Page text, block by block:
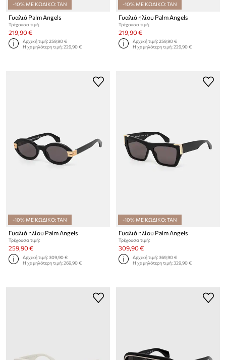
-10% ΜΕ ΚΩΔΙΚΟ: TAN
Γυαλιά Palm Angels
Τρέχουσα τιμή:
219,90 €
Αρχική τιμή:259,90 €
Η χαμηλότερη τιμή:229,90 €
-10% ΜΕ ΚΩΔΙΚΟ: TAN
Γυαλιά ηλίου Palm Angels
Τρέχουσα τιμή:
219,90 €
Αρχική τιμή:259,90 €
Η χαμηλότερη τιμή:229,90 €
-10% ΜΕ ΚΩΔΙΚΟ: TAN
Γυαλιά ηλίου Palm Angels
Τρέχουσα τιμή:
259,90 €
Αρχική τιμή:309,90 €
Η χαμηλότερη τιμή:269,90 €
-10% ΜΕ ΚΩΔΙΚΟ: TAN
Γυαλιά ηλίου Palm Angels
Τρέχουσα τιμή:
309,90 €
Αρχική τιμή:369,90 €
Η χαμηλότερη τιμή:329,90 €